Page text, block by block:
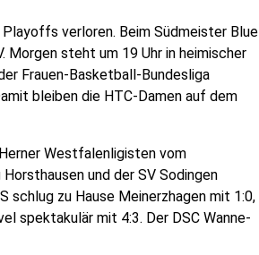
verloren. Beim Südmeister Blue
Morgen steht um 19 Uhr in heimischer
Frauen-Basketball-Bundesliga
bleiben die HTC-Damen auf dem
Westfalenligisten vom
und der SV Sodingen
schlug zu Hause Meinerzhagen mit 1:0,
spektakulär mit 4:3. Der DSC Wanne-